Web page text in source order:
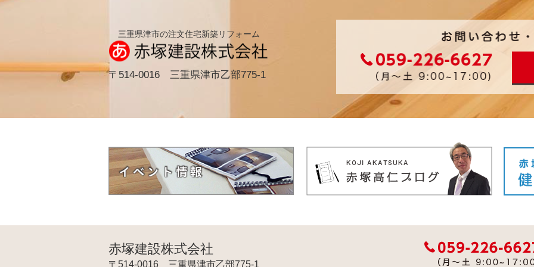
三重県津市の注文住宅新築リフォーム
〒514-0016 三重県津市乙部775-1
赤塚建設株式会社
〒514-0016 三重県津市乙部775-1